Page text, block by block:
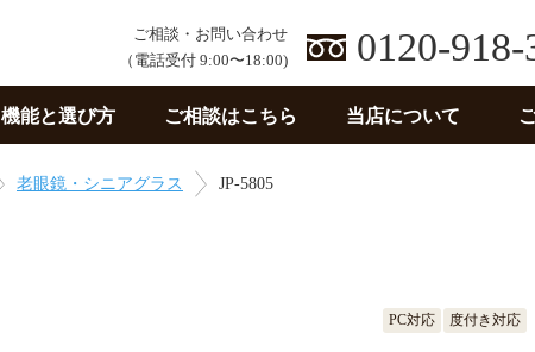
ご相談・お問い合わせ
（電話受付 9:00〜18:00)
0120-918-
機能と選び方 ご相談はこちら 当店について
老眼鏡・シニアグラス JP-5805
PC対応 度付き対応